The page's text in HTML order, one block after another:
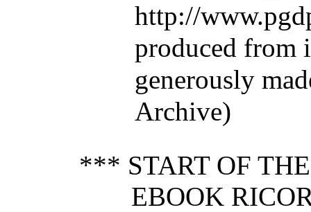
http://
produced from
generously
Archive)
*** START OF
EBOOK